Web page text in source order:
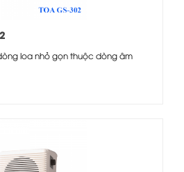
loa nhỏ gọn thuộc dòng âm